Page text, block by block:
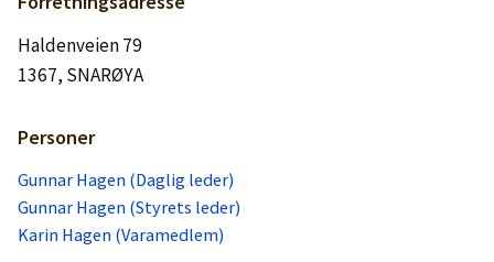
Haldenveien 79
1367, SNARØYA
Personer
Gunnar Hagen (Daglig leder)
Gunnar Hagen (Styrets leder)
Karin Hagen (Varamedlem)